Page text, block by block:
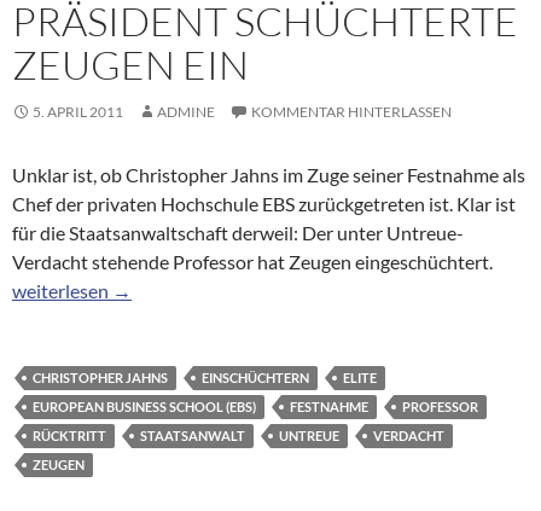
PRÄSIDENT SCHÜCHTERTE
ZEUGEN EIN
5. APRIL 2011 ADMINE KOMMENTAR HINTERLASSEN
Unklar ist, ob Christopher Jahns im Zuge seiner Festnahme als
Chef der privaten Hochschule EBS zurückgetreten ist. Klar ist
für die Staatsanwaltschaft derweil: Der unter Untreue-
Verdacht stehende Professor hat Zeugen eingeschüchtert.
Untreue-Verdacht: EBS-Präsident schüchterte Zeugen ein
weiterlesen →
CHRISTOPHER JAHNS EINSCHÜCHTERN
ELITE
EUROPEAN BUSINESS SCHOOL (EBS)
FESTNAHME
PROFESSOR
RÜCKTRITT
STAATSANWALT UNTREUE
VERDACHT
ZEUGEN